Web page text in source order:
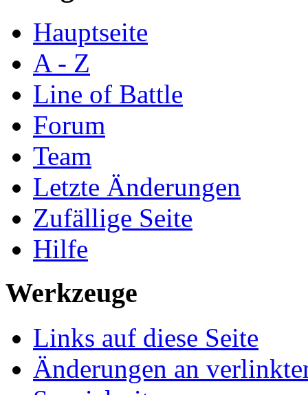
Hauptseite
A - Z
Line of Battle
Forum
Team
Letzte Änderungen
Zufällige Seite
Hilfe
Werkzeuge
Links auf diese Seite
Änderungen an